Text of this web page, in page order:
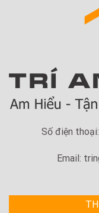
Số điện thoại:
Email: